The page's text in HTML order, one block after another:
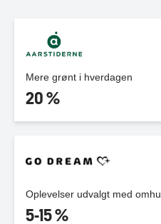
Mere grønt i hverdagen
20 %
Oplevelser udvalgt med omhu
5-15 %